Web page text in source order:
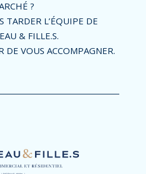
?
TARDER L’ÉQUIPE DE
& FILLE.S.
DE VOUS ACCOMPAGNER.